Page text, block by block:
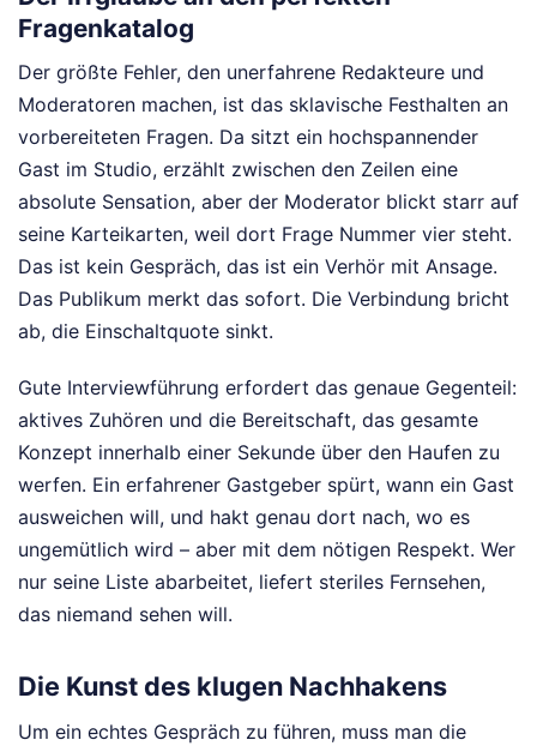
Fragenkatalog
Der größte Fehler, den unerfahrene Redakteure und
Moderatoren machen, ist das sklavische Festhalten an
vorbereiteten Fragen. Da sitzt ein hochspannender
Gast im Studio, erzählt zwischen den Zeilen eine
absolute Sensation, aber der Moderator blickt starr auf
seine Karteikarten, weil dort Frage Nummer vier steht.
Das ist kein Gespräch, das ist ein Verhör mit Ansage.
Das Publikum merkt das sofort. Die Verbindung bricht
ab, die Einschaltquote sinkt.
Gute Interviewführung erfordert das genaue Gegenteil:
aktives Zuhören und die Bereitschaft, das gesamte
Konzept innerhalb einer Sekunde über den Haufen zu
werfen. Ein erfahrener Gastgeber spürt, wann ein Gast
ausweichen will, und hakt genau dort nach, wo es
ungemütlich wird – aber mit dem nötigen Respekt. Wer
nur seine Liste abarbeitet, liefert steriles Fernsehen,
das niemand sehen will.
Die Kunst des klugen Nachhakens
Um ein echtes Gespräch zu führen, muss man die